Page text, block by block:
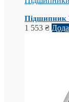
Підшипник
1 553 ₴